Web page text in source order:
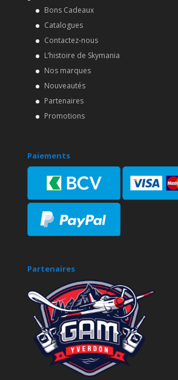
Bons Cadeaux
Catalogues
Contactez-nous
L’histoire de Skymania
Nos marques
Nouveautés
Partenaires
Promotions
Paiements
Partenaires